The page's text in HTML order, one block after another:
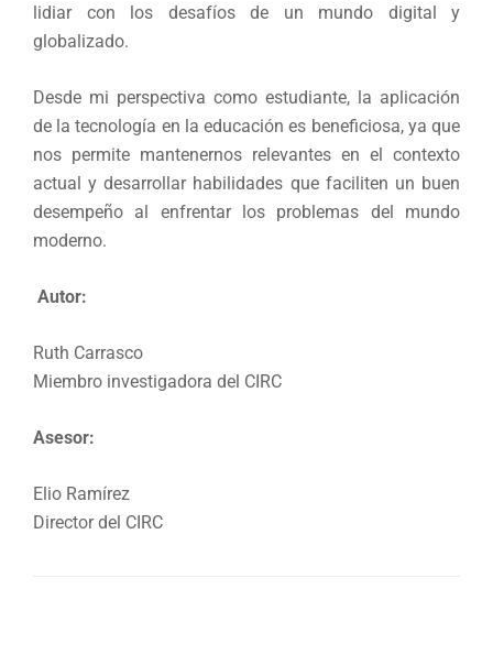
lidiar con los desafíos de un mundo digital y
globalizado.
Desde mi perspectiva como estudiante, la aplicación
de la tecnología en la educación es beneficiosa, ya que
nos permite mantenernos relevantes en el contexto
actual y desarrollar habilidades que faciliten un buen
desempeño al enfrentar los problemas del mundo
moderno.
Autor:
Ruth Carrasco
Miembro investigadora del CIRC
Asesor:
Elio Ramírez
Director del CIRC